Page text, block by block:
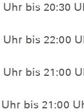
Uhr bis 20:30
Uhr bis 22:00
Uhr bis 21:00
Uhr bis 21:00